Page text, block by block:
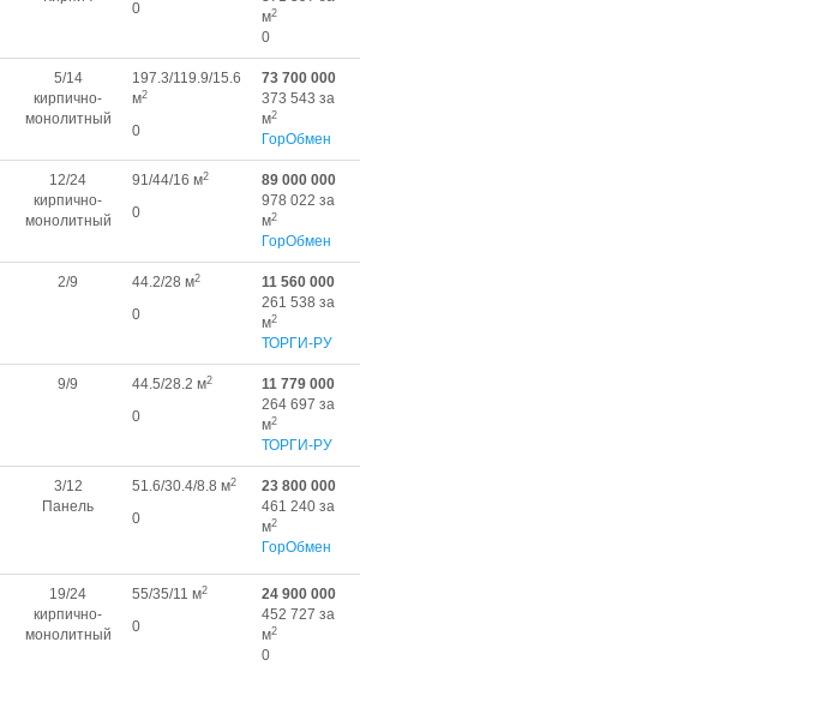
0
м2
0
5/14
кирпично-
монолитный
197.3/119.9/15.6
м2
0
73 700 000
373 543 за
м2
ГорОбмен
12/24
кирпично-
монолитный
91/44/16 м2
0
89 000 000
978 022 за
м2
ГорОбмен
2/9 44.2/28 м2
0
11 560 000
261 538 за
м2
ТОРГИ-РУ
9/9 44.5/28.2 м2
0
11 779 000
264 697 за
м2
ТОРГИ-РУ
3/12
Панель
51.6/30.4/8.8 м2
0
23 800 000
461 240 за
м2
ГорОбмен
19/24
кирпично-
монолитный
55/35/11 м2
0
24 900 000
452 727 за
м2
0